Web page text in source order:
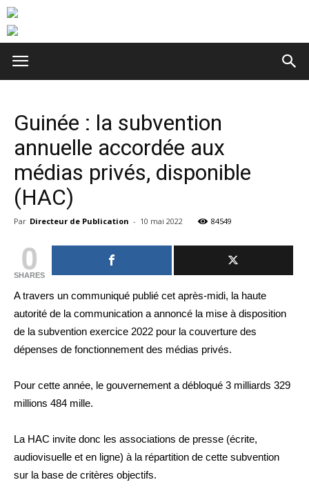
Guinée : la subvention
annuelle accordée aux
médias privés, disponible
(HAC)
Par Directeur de Publication - 10 mai 2022 84549
0
SHARES
A travers un communiqué publié cet après-midi, la haute
autorité de la communication a annoncé la mise à disposition
de la subvention exercice 2022 pour la couverture des
dépenses de fonctionnement des médias privés.
Pour cette année, le gouvernement a débloqué 3 milliards 329
millions 484 mille.
La HAC invite donc les associations de presse (écrite,
audiovisuelle et en ligne) à la répartition de cette subvention
sur la base de critères objectifs.